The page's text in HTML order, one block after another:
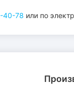
40-78 или по